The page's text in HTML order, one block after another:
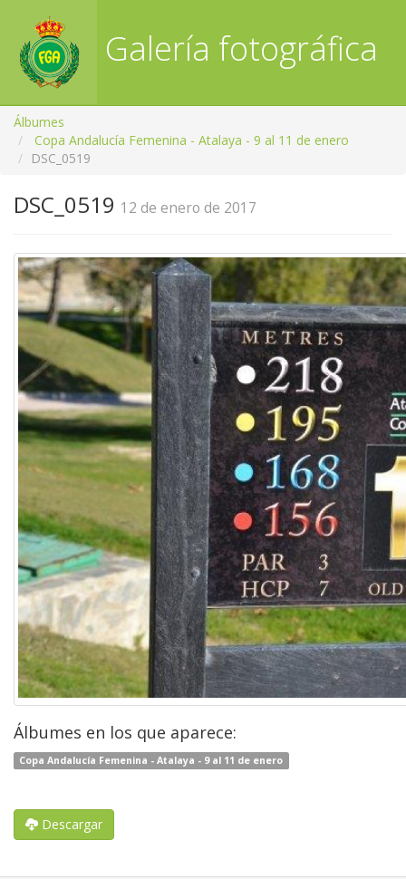
Galería fotográfica
RFGA
Álbumes
Copa Andalucía Femenina - Atalaya - 9 al 11 de enero
DSC_0519
DSC_0519 12 de enero de 2017
Álbumes en los que aparece:
Copa Andalucía Femenina - Atalaya - 9 al 11 de enero
Descargar